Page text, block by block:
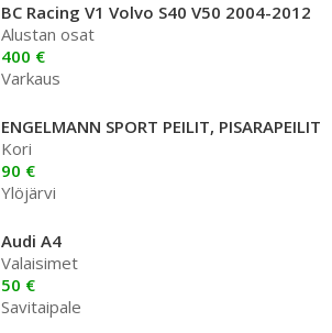
BC Racing V1 Volvo S40 V50 2004-2012
Alustan osat
400 €
Varkaus
ENGELMANN SPORT PEILIT, PISARAPEILIT
Kori
90 €
Ylöjärvi
Audi A4
Valaisimet
50 €
Savitaipale